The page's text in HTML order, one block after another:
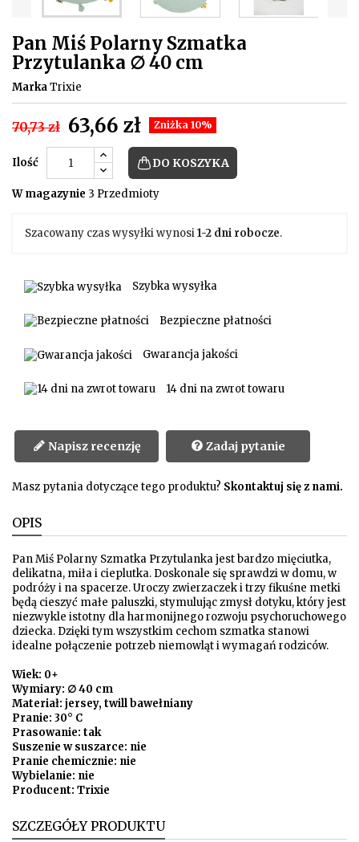
Pan Miś Polarny Szmatka
Przytulanka ∅ 40 cm
MarkaTrixie
70,73 zł 63,66 zł Zniżka 10%
Ilość DO KOSZYKA
W magazynie 3 Przedmioty
Szacowany czas wysyłki wynosi1-2 dni robocze.
Szybka wysyłka
Bezpieczne płatności
Gwarancja jakości
14 dni na zwrot towaru
Napisz recenzję Zadaj pytanie
Masz pytania dotyczące tego produktu? Skontaktuj się z nami.
OPIS
Pan Miś Polarny Szmatka Przytulanka jest bardzo mięciutka,
delikatna, miła i cieplutka. Doskonale się sprawdzi w domu, w
podróży i na spacerze. Uroczy zwierzaczek i trzy fikuśne metki
będą cieszyć małe paluszki, stymulując zmysł dotyku, który jest
niezwykle istotny dla harmonijnego rozwoju psychoruchowego
dziecka. Dzięki tym wszystkim cechom szmatka stanowi
idealne połączenie potrzeb niemowląt i wymagań rodziców.
Wiek: 0+
Wymiary: ∅ 40 cm
Materiał: jersey, twill bawełniany
Pranie: 30° C
Prasowanie: tak
Suszenie w suszarce: nie
Pranie chemicznie: nie
Wybielanie: nie
Producent: Trixie
SZCZEGÓŁY PRODUKTU